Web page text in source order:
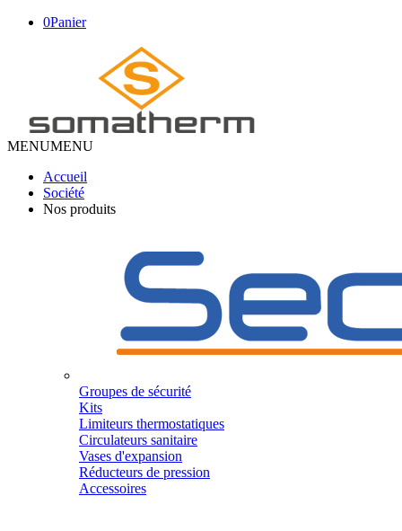
0Panier
MENUMENU
Accueil
Société
Nos produits
Groupes de sécurité
Kits
Limiteurs thermostatiques
Circulateurs sanitaire
Vases d'expansion
Réducteurs de pression
Accessoires